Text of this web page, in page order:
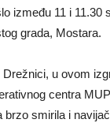
između 11 i 11.30
grada, Mostara.
u ovom
centra
brzo smirila i